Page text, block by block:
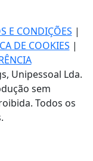
E CONDIÇÕES |
DE COOKIES |
Unipessoal Lda.
sem
Todos os